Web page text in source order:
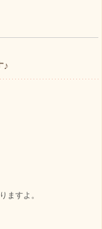
♪
ますよ。